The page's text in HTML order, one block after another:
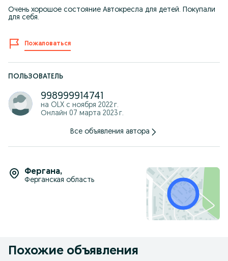
Очень хорошое состояние Автокресла для детей. Покупали
для себя.
Пожаловаться
ПОЛЬЗОВАТЕЛЬ
998999914741
на OLX с ноября 2022 г.
Онлайн 07 марта 2023 г.
Все объявления автора
Фергана,
Ферганская область
Похожие объявления